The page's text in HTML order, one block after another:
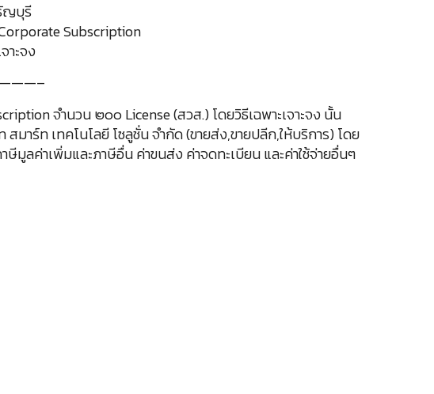
ญบุรี
Subscription
าะจง
จำนวน ๒๐๐ License (สวส.) โดยวิธีเฉพาะเจาะจง นั้น
าร์ท เทคโนโลยี โซลูชั่น จำกัด (ขายส่ง,ขายปลีก,ให้บริการ) โดย
ลค่าเพิ่มและภาษีอื่น ค่าขนส่ง ค่าจดทะเบียน และค่าใช้จ่ายอื่นๆ